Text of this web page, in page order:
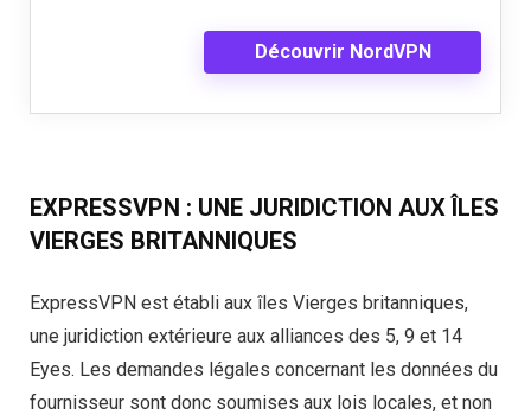
Découvrir NordVPN
EXPRESSVPN : UNE JURIDICTION AUX ÎLES
VIERGES BRITANNIQUES
ExpressVPN est établi aux îles Vierges britanniques,
une juridiction extérieure aux alliances des 5, 9 et 14
Eyes. Les demandes légales concernant les données du
fournisseur sont donc soumises aux lois locales, et non